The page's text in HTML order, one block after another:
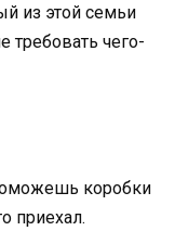
из этой семьи
требовать чего-
коробки
приехал.